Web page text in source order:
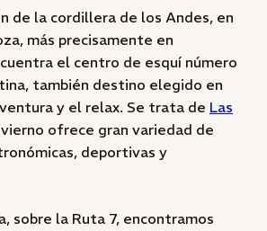
de la cordillera de los Andes, en
más precisamente en
el centro de esquí número
también destino elegido en
y el relax. Se trata de Las
ofrece gran variedad de
deportivas y
sobre la Ruta 7, encontramos